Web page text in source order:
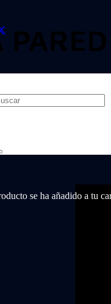
se ha añadido a tu
PARED